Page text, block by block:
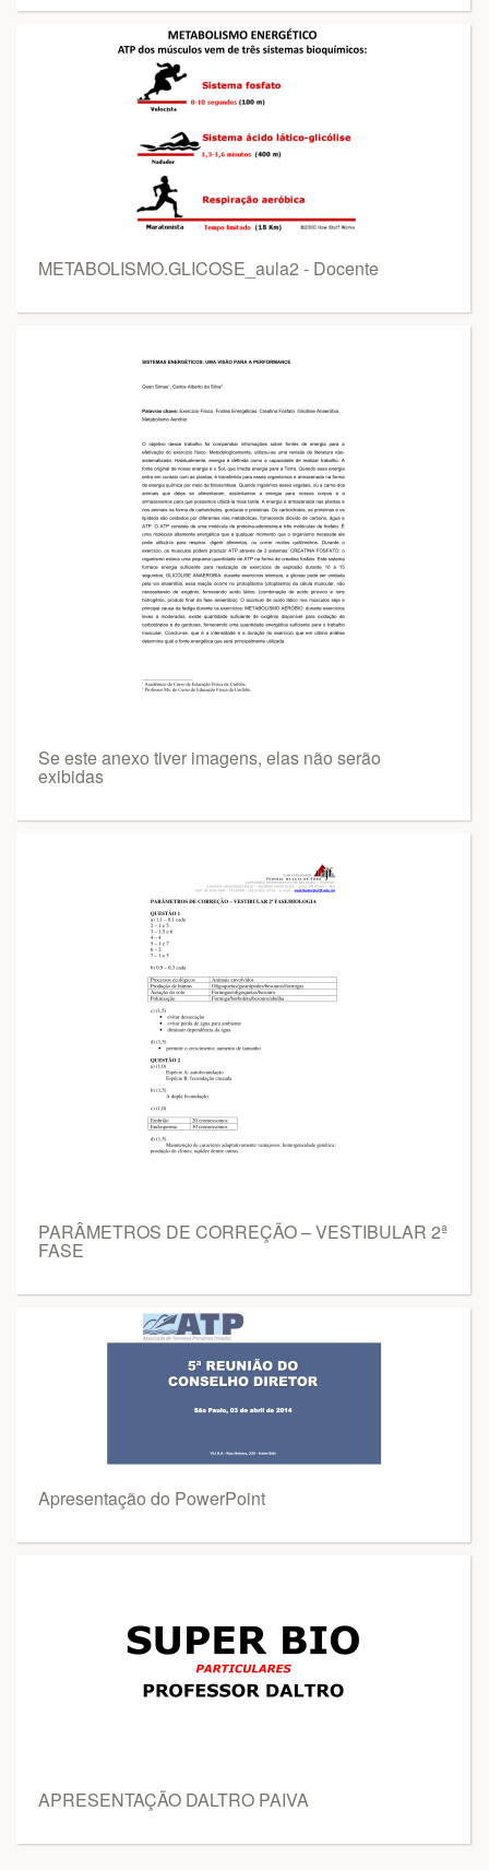
METABOLISMO.GLICOSE_aula2 - Docente
Se este anexo tiver imagens, elas não serão
exibidas
PARÂMETROS DE CORREÇÃO – VESTIBULAR 2ª
FASE
Apresentação do PowerPoint
APRESENTAÇÃO DALTRO PAIVA